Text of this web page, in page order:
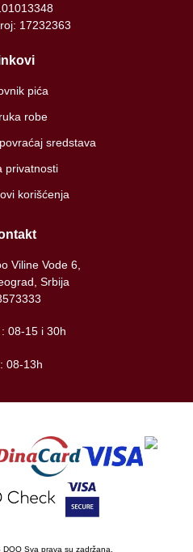
17232363
pića
robe
sredstava
privatnosti
korišćenja
Viline Vode 6,
Srbija
08-15 i 30h
08-13h
Sva prava su zadržana.